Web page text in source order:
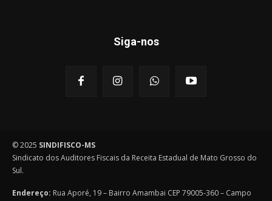
Siga-nos
© 2025 SINDIFISCO-MS
Sindicato dos Auditores Fiscais da Receita Estadual de Mato Grosso do
Sul.
Endereço: Rua Aporé, 19 – Bairro Amambai CEP 79005-360 – Campo